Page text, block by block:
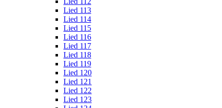
Lied 113
Lied 114
Lied 115
Lied 116
Lied 117
Lied 118
Lied 119
Lied 120
Lied 121
Lied 122
Lied 123